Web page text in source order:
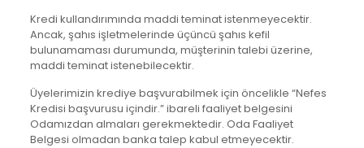
Kredi kullandırımında maddi teminat istenmeyecektir.
Ancak, şahıs işletmelerinde üçüncü şahıs kefil
bulunamaması durumunda, müşterinin talebi üzerine,
maddi teminat istenebilecektir.
Üyelerimizin krediye başvurabilmek için öncelikle “Nefes
Kredisi başvurusu içindir.” ibareli faaliyet belgesini
Odamızdan almaları gerekmektedir. Oda Faaliyet
Belgesi olmadan banka talep kabul etmeyecektir.